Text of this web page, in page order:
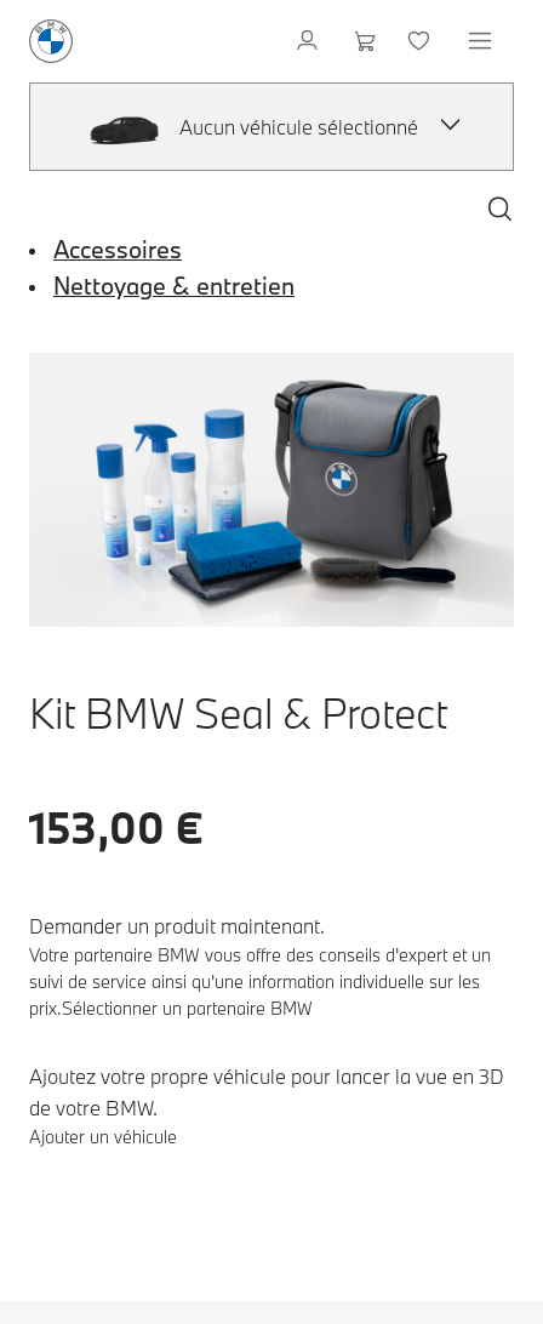
Aucun véhicule sélectionné
Accessoires
Nettoyage & entretien
Kit BMW Seal & Protect
153,00 €
Demander un produit maintenant.
Votre partenaire BMW vous offre des conseils d'expert et un
suivi de service ainsi qu'une information individuelle sur les
prix.Sélectionner un partenaire BMW
Ajoutez votre propre véhicule pour lancer la vue en 3D
de votre BMW.
Ajouter un véhicule